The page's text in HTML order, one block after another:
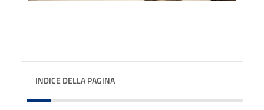
INDICE DELLA PAGINA